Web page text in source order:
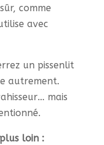
comme
avec
un pissenlit
autrement.
mais
loin :